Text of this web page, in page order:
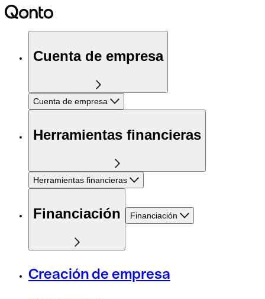
Cuenta de empresa
Cuenta de empresa
Herramientas financieras
Herramientas financieras
Financiación Financiación
Creación de empresa